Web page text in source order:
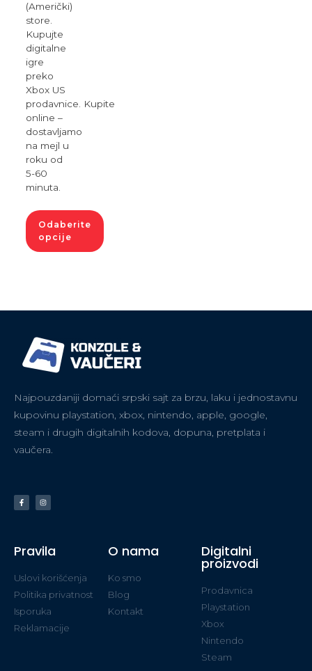
(Američki)
store.
Kupujte
digitalne
igre
preko
Xbox US
prodavnice. Kupite
online –
dostavljamo
na mejl u
roku od
5-60
minuta.
Odaberite
opcije
Najpouzdaniji domaći srpski sajt za brzu, laku i jednostavnu
kupovinu playstation, xbox, nintendo, apple, google,
steam i drugih digitalnih kodova, dopuna, pretplata i
vaučera.
Pravila
Uslovi korišćenja
Politika privatnost
Isporuka
Reklamacije
O nama
Ko smo
Blog
Kontakt
Digitalni
proizvodi
Prodavnica
Playstation
Xbox
Nintendo
Steam